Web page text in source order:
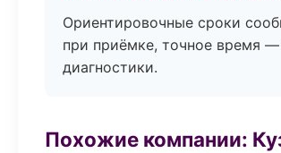
Ориентировочные сроки
при приёмке, точное время —
диагностики.
Похожие компании: